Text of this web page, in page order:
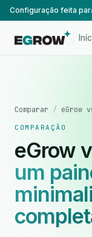
Comparar / eGrow
COMPARAÇÃO
eGrow
um